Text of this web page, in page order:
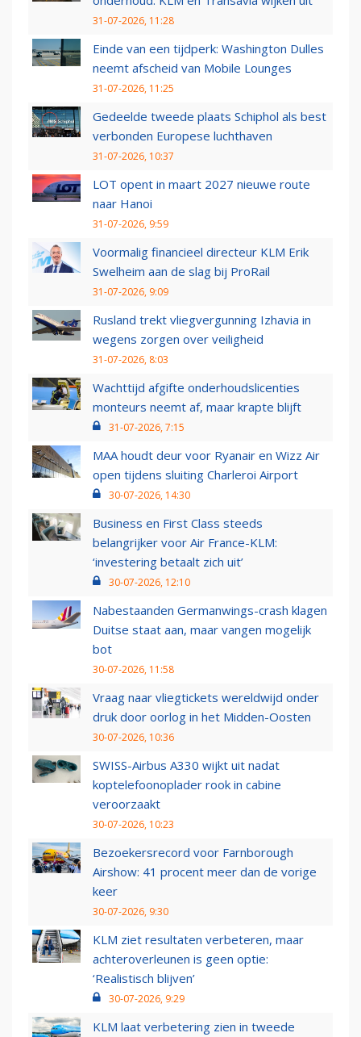
31-07-2026, 11:28
Einde van een tijdperk: Washington Dulles
neemt afscheid van Mobile Lounges
31-07-2026, 11:25
Gedeelde tweede plaats Schiphol als best
verbonden Europese luchthaven
31-07-2026, 10:37
LOT opent in maart 2027 nieuwe route
naar Hanoi
31-07-2026, 9:59
Voormalig financieel directeur KLM Erik
Swelheim aan de slag bij ProRail
31-07-2026, 9:09
Rusland trekt vliegvergunning Izhavia in
wegens zorgen over veiligheid
31-07-2026, 8:03
Wachttijd afgifte onderhoudslicenties
monteurs neemt af, maar krapte blijft
31-07-2026, 7:15
MAA houdt deur voor Ryanair en Wizz Air
open tijdens sluiting Charleroi Airport
30-07-2026, 14:30
Business en First Class steeds
belangrijker voor Air France-KLM:
‘investering betaalt zich uit’
30-07-2026, 12:10
Nabestaanden Germanwings-crash klagen
Duitse staat aan, maar vangen mogelijk
bot
30-07-2026, 11:58
Vraag naar vliegtickets wereldwijd onder
druk door oorlog in het Midden-Oosten
30-07-2026, 10:36
SWISS-Airbus A330 wijkt uit nadat
koptelefoonoplader rook in cabine
veroorzaakt
30-07-2026, 10:23
Bezoekersrecord voor Farnborough
Airshow: 41 procent meer dan de vorige
keer
30-07-2026, 9:30
KLM ziet resultaten verbeteren, maar
achteroverleunen is geen optie:
‘Realistisch blijven’
30-07-2026, 9:29
KLM laat verbetering zien in tweede